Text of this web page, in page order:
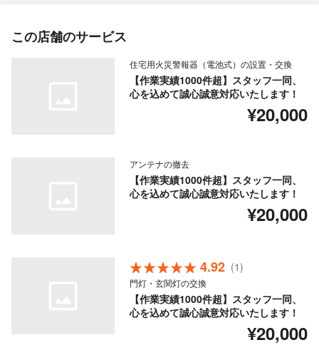
この店舗のサービス
住宅用火災警報器（電池式）の設置・交換
【作業実績1000件超】スタッフ一同、
心を込めて誠心誠意対応いたします！
¥20,000
アンテナの撤去
【作業実績1000件超】スタッフ一同、
心を込めて誠心誠意対応いたします！
¥20,000
4.92 (1)
門灯・玄関灯の交換
【作業実績1000件超】スタッフ一同、
心を込めて誠心誠意対応いたします！
¥20,000